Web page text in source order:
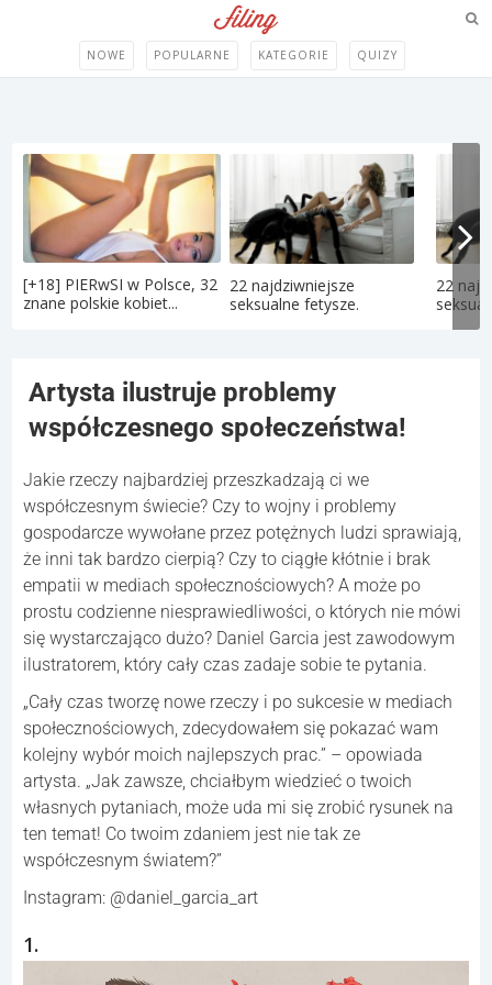
NOWE POPULARNE KATEGORIE QUIZY
[+18] PIERwSI w Polsce, 32
znane polskie kobiet...
22 najdziwniejsze
seksualne fetysze.
22
Artysta ilustruje problemy
współczesnego społeczeństwa!
Jakie rzeczy najbardziej przeszkadzają ci we
współczesnym świecie? Czy to wojny i problemy
gospodarcze wywołane przez potężnych ludzi sprawiają,
że inni tak bardzo cierpią? Czy to ciągłe kłótnie i brak
empatii w mediach społecznościowych? A może po
prostu codzienne niesprawiedliwości, o których nie mówi
się wystarczająco dużo? Daniel Garcia jest zawodowym
ilustratorem, który cały czas zadaje sobie te pytania.
„Cały czas tworzę nowe rzeczy i po sukcesie w mediach
społecznościowych, zdecydowałem się pokazać wam
kolejny wybór moich najlepszych prac.” – opowiada
artysta. „Jak zawsze, chciałbym wiedzieć o twoich
własnych pytaniach, może uda mi się zrobić rysunek na
ten temat! Co twoim zdaniem jest nie tak ze
współczesnym światem?”
Instagram: @daniel_garcia_art
1.